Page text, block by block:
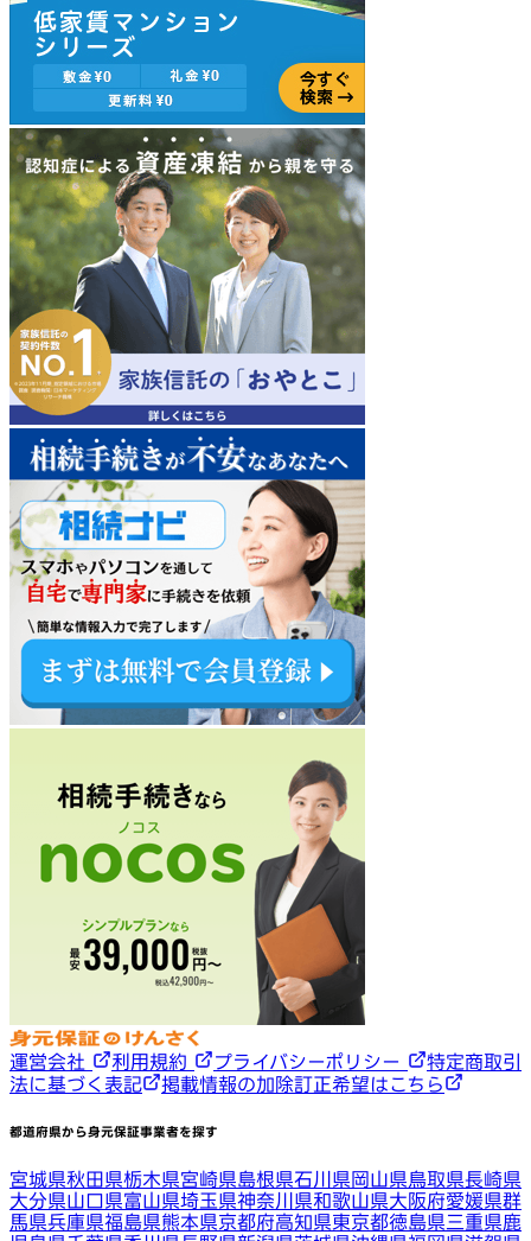
運営会社 利用規約 プライバシーポリシー
特定商取引
法に基づく表記
掲載情報の加除訂正希望はこちら
都道府県から身元保証事業者を探す
宮城県秋田県栃木県宮崎県島根県石川県岡山県鳥取県長崎県
大分県山口県富山県埼玉県神奈川県和歌山県大阪府愛媛県群
馬県兵庫県福島県熊本県京都府高知県東京都徳島県三重県鹿